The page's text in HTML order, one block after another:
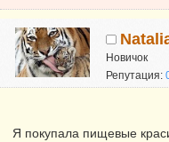
Новичок
Репутация:
Я покупала пищевые